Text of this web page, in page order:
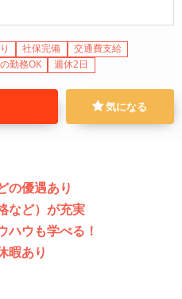
社保完備
交通費支給
勤務OK 週休2日
気になる
の優遇あり
など）が充実
ウも学べる！
暇あり